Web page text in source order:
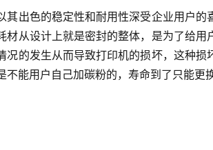
其出色的稳定性和耐用性深受企业用户
材从设计上就是密封的整体，是为了给
况的发生从而导致打印机的损坏，这种
不能用户自己加碳粉的，寿命到了只能更